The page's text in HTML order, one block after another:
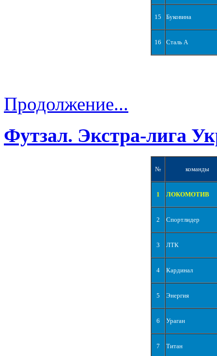
15 Буковина
16 Сталь А
Продолжение...
Футзал. Экстра-лига
№ команды
1 ЛОКОМОТИВ
2 Спортлидер
3 ЛТК
4 Кардинал
5 Энергия
6 Ураган
7 Титан